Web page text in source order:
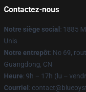
Contactez-nous
Notre siège social : 1885
Unis
Notre entrepôt: No 69,
Guangdong, CN
Heure: 9h – 17h (lu –
Courriel :